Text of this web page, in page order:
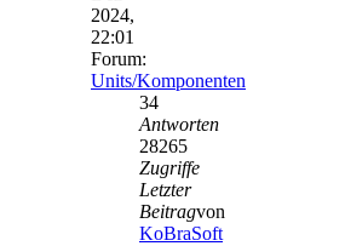
2024,
22:01
Forum:
Units/Komponenten
34
Antworten
28265
Zugriffe
Letzter
Beitragvon
KoBraSoft